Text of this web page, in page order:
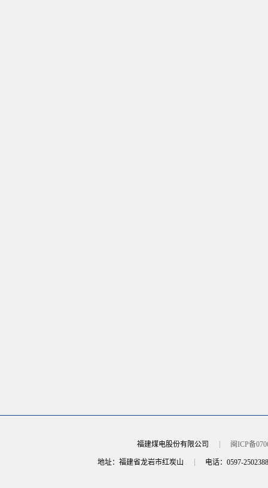
福建煤电股份有限公司 闽ICP备
地址：福建省龙岩市红炭山 电话：0597-2502388